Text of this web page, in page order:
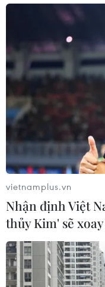
vietnamplus.vn
Nhận định Việt
thủy Kim' sẽ